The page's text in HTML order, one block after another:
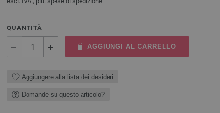
QUANTITÀ
AGGIUNGI AL CARRELLO
Aggiungere alla lista dei desideri
Domande su questo articolo?